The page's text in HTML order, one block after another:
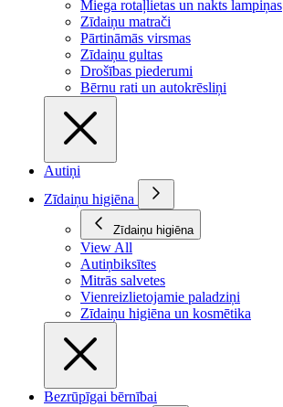
Miega rotaļlietas un nakts lampiņas
Zīdaiņu matrači
Pārtināmās virsmas
Zīdaiņu gultas
Drošības piederumi
Bērnu rati un autokrēsliņi
Autiņi
Zīdaiņu higiēna
Zīdaiņu higiēna
View All
Autiņbiksītes
Mitrās salvetes
Vienreizlietojamie paladziņi
Zīdaiņu higiēna un kosmētika
Bezrūpīgai bērnībai